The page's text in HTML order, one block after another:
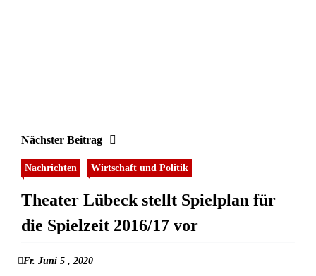
Nächster Beitrag
Nachrichten Wirtschaft und Politik
Theater Lübeck stellt Spielplan für
die Spielzeit 2016/17 vor
Fr. Juni 5 , 2020